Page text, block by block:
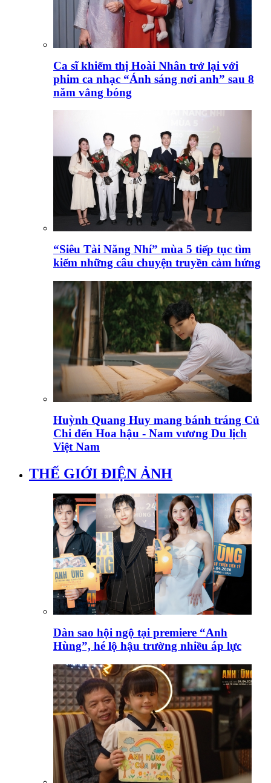
Ca sĩ khiếm thị Hoài Nhân trở lại với
phim ca nhạc “Ánh sáng nơi anh” sau 8
năm vắng bóng
“Siêu Tài Năng Nhí” mùa 5 tiếp tục tìm
kiếm những câu chuyện truyền cảm hứng
Huỳnh Quang Huy mang bánh tráng Củ
Chi đến Hoa hậu - Nam vương Du lịch
Việt Nam
THẾ GIỚI ĐIỆN ẢNH
Dàn sao hội ngộ tại premiere “Anh
Hùng”, hé lộ hậu trường nhiều áp lực